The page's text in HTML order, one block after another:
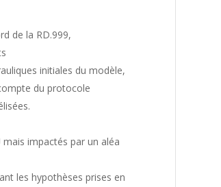
de la RD.999,
initiales du modèle,
du protocole
impactés par un aléa
les hypothèses prises en